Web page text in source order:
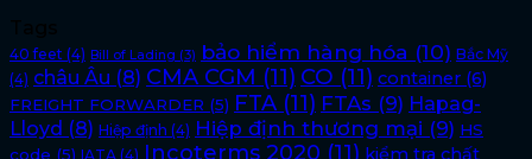
40 feet (4) Bill of Lading (3) bảo hiểm hàng hóa (10) Bắc Mỹ
(4) châu Âu (8) CMA CGM (11) CO (11) container (6)
FREIGHT FORWARDER (5) FTA (11) FTAs (9) Hapag-
Lloyd (8) Hiệp định (4) Hiệp định thương mại (9) HS
code (5) IATA (4) Incoterms 2020 (11) kiểm tra chất